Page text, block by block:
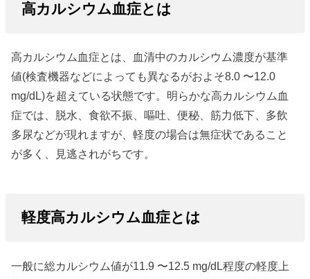
高カルシウム血症とは
高カルシウム血症とは、血清中のカルシウム濃度が基準
値(検査機器などによっても異なるがおよそ8.0 〜12.0
mg/dL)を超えている状態です。明らかな高カルシウム血
症では、脱水、食欲不振、嘔吐、便秘、筋力低下、多飲
多尿などが現れますが、軽度の場合は無症状であること
が多く、見逃されがちです。
軽度高カルシウム血症とは
一般に総カルシウム値が11.9 〜12.5 mg/dL程度の軽度上